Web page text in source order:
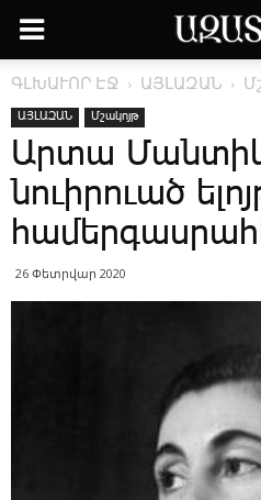
ԳԼԽԱՒՈՐ ԷՋ ԱՅԼԱԶԱՆ
ԱՅԼԱԶԱՆ Մշակոյթ
Արտա
նուիրուած
26 Փետրվար 2020